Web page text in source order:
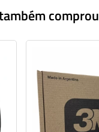
comprou